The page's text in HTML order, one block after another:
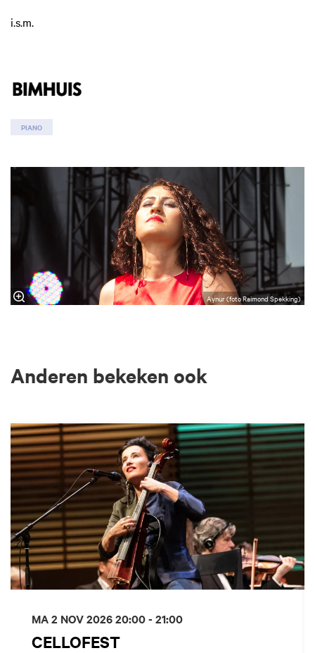
i.s.m.
PIANO
Aynur (foto Raimond Spekking)
Anderen bekeken ook
CELLOFEST
MA 2 NOV 202620:00 - 21:00